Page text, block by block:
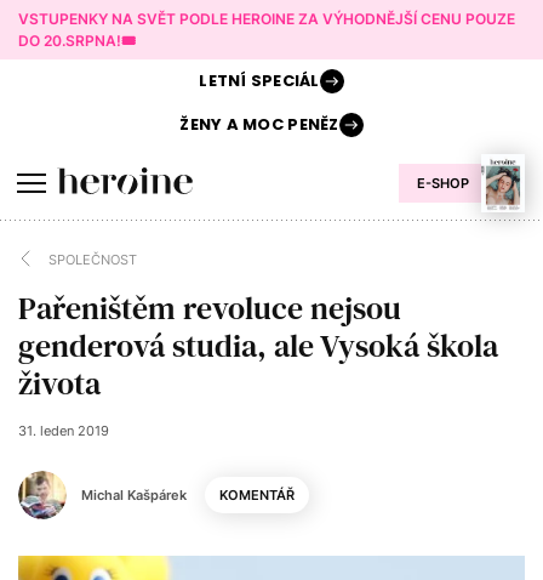
VSTUPENKY NA SVĚT PODLE HEROINE ZA VÝHODNĚJŠÍ CENU POUZE
DO 20.SRPNA!🎟️
E-SHOP
LETNÍ SPECIÁL
ŽENY AMOC PENĚZ
SPOLEČNOST
Pařeništěm revoluce nejsou
genderová studia, ale Vysoká škola
života
Michal Kašpárek
31. leden 2019
KOMENTÁŘ